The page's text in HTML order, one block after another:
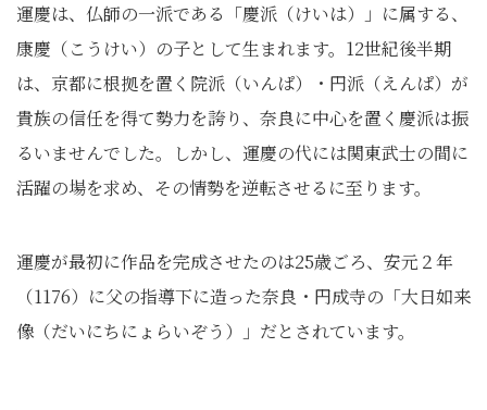
運慶は、仏師の一派である「慶派（けいは）」に属する、
康慶（こうけい）の子として生まれます。12世紀後半期
は、京都に根拠を置く院派（いんぱ）・円派（えんぱ）が
貴族の信任を得て勢力を誇り、奈良に中心を置く慶派は振
るいませんでした。しかし、運慶の代には関東武士の間に
活躍の場を求め、その情勢を逆転させるに至ります。
運慶が最初に作品を完成させたのは25歳ごろ、安元２年
（1176）に父の指導下に造った奈良・円成寺の「大日如来
像（だいにちにょらいぞう）」だとされています。